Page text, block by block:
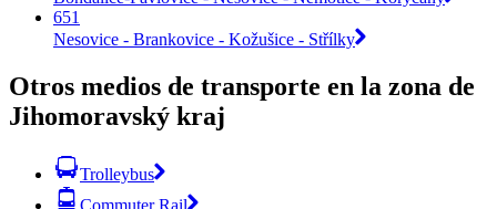
651
Nesovice - Brankovice - Kožušice - Střílky
Otros medios de transporte en la zona de
Jihomoravský kraj
Trolleybus
Commuter Rail